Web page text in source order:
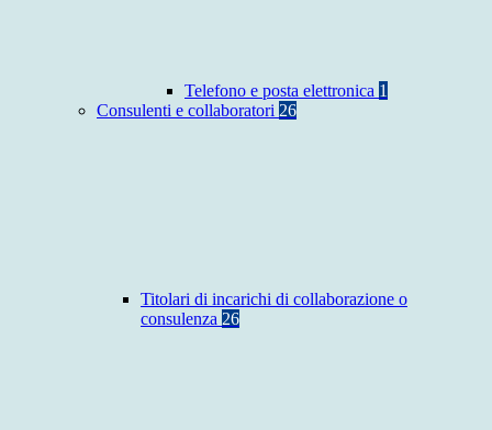
Telefono e posta elettronica 1
Consulenti e collaboratori 26
Titolari di incarichi di collaborazione o
consulenza 26